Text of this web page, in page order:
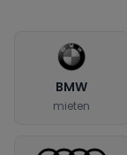
BMW
mieten